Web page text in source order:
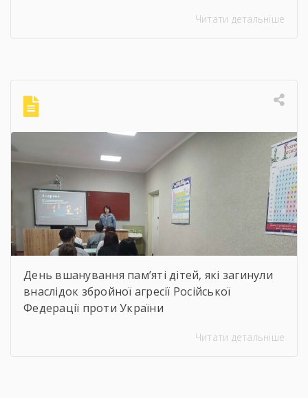
мистецтва, члена Національної спілки
години, під час яких студенти здійснили
віртуальну подорож до музею митця, де
кожен зміг побачити неймовірну
філігранність витинанок, графіки […]
Читати детальніше
День вшанування пам’яті дітей, які загинули
внаслідок збройної агресії Російської
Федерації проти України
Читати детальніше